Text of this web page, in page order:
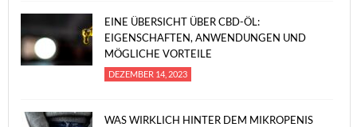
EINE ÜBERSICHT ÜBER CBD-ÖL:
EIGENSCHAFTEN, ANWENDUNGEN UND
MÖGLICHE VORTEILE
DEZEMBER 14, 2023
WAS WIRKLICH HINTER DEM MIKROPENIS